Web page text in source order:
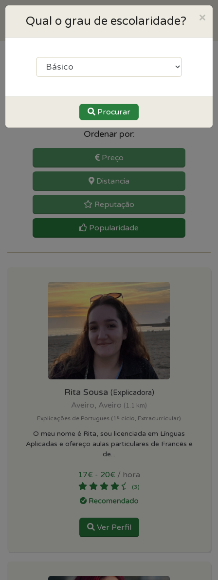
resultados para Português
Ordenar por:
Preço
Distancia
Reputação
Popularidade
Rita Sousa (Explicadora)
Aveiro, Aveiro (1.1 km)
Explicações de Portugues (1º ciclo, Extracurricular)
O meu nome é Rita, sou licenciada em Línguas
Aplicadas e ofereço aulas particulares de Francês e
de...
17€ - 20€ / hora
(3)
Ver Perfil
×
Qual o grau de escolaridade?
Procurar